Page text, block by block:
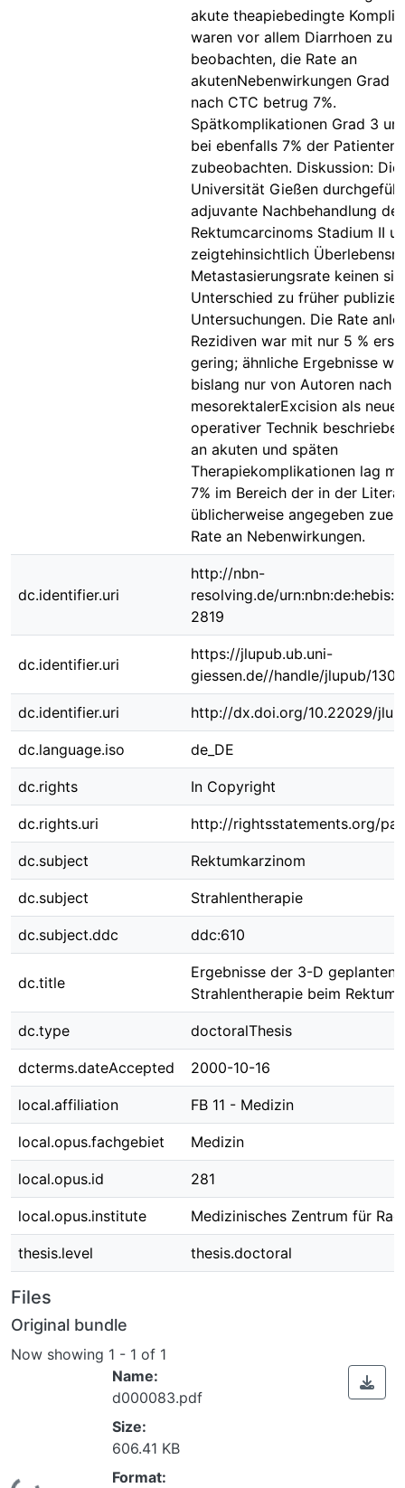
akute theapiebedingte
waren vor allem Diarrhoen zu
beobachten, die Rate an
akutenNebenwirkungen Grad
nach CTC betrug 7%.
Spätkomplikationen Grad 3
bei ebenfalls 7% der Patienten
zubeobachten. Diskussion: Die
Universität Gießen
adjuvante Nachbehandlung des
Rektumcarcinoms Stadium II
zeigtehinsichtlich
Metastasierungsrate keinen
Unterschied zu früher
Untersuchungen. Die Rate
Rezidiven war mit nur 5 %
gering; ähnliche Ergebnisse
bislang nur von Autoren nach
mesorektalerExcision als neuer
operativer Technik
an akuten und späten
Therapiekomplikationen lag
7% im Bereich der in der
üblicherweise angegeben
Rate an Nebenwirkungen.
dc.identifier.uri
http://nbn-
resolving.de/
2819
dc.identifier.uri
https://jlupub.ub.uni-
giessen.de//handle/jlupub/
dc.identifier.uri http://dx.doi.org/10.22029/
dc.language.iso de_DE
dc.rights In Copyright
dc.rights.uri http://rightsstatements.org/
dc.subject Rektumkarzinom
dc.subject Strahlentherapie
dc.subject.ddc ddc:610
dc.title
Ergebnisse der 3-D geplanten
Strahlentherapie beim
dc.type doctoralThesis
dcterms.dateAccepted 2000-10-16
local.affiliation FB 11 - Medizin
local.opus.fachgebiet Medizin
local.opus.id 281
local.opus.institute Medizinisches Zentrum für
thesis.level thesis.doctoral
Files
Original bundle
Now showing 1 - 1 of 1
Name:
d000083.pdf
Size:
606.41 KB
Format: